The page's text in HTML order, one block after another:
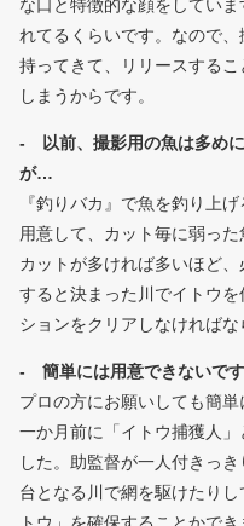
な口と特徴的な顔をしてい
れてるくらいです。なので
持ってきて、リリースする
しまうからです。
- 以前、撮影用の魚は多め
が…
『釣りバカ』で魚を釣り上
用意して、カット毎に弱っ
カットが多ければ多いほど
すると決まった川でイトウ
ションをクリアしなければな
- 簡単には用意できないです
プロの方にお願いしても簡
一か月前に「イトウ捕獲人
した。助監督が一人付きっ
台となる川で網を駆けたり
トウ」を確保することかでき